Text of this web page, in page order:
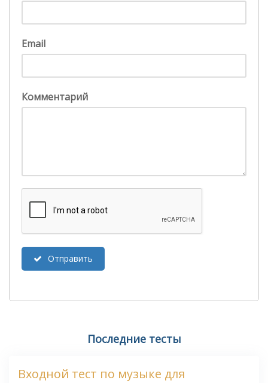
Email
Комментарий
Отправить
Последние тесты
Входной тест по музыке для